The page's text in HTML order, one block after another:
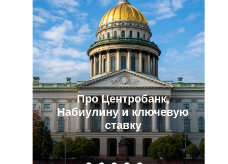
Про Центробанк,
Набиулину и ключевую
ставку